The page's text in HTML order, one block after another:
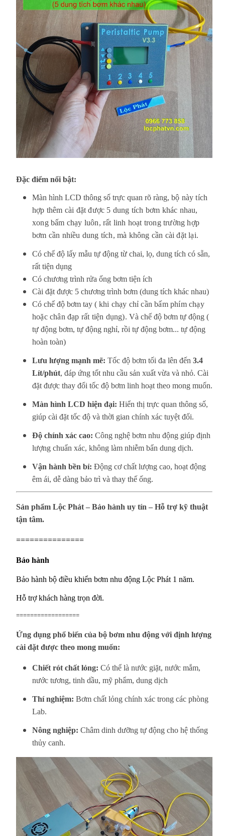
Đặc điểm nổi bật:
Màn hình LCD thông số trực quan rõ ràng, bộ này tích
hợp thêm cài đặt được 5 dung tích bơm khác nhau,
xong bấm chạy luôn, rất linh hoạt trong trường hợp
bơm cần nhiều dung tích, mà không cần cài đặt lại.
Có chế độ lấy mẫu tự động từ chai, lọ, dung tích có sẵn,
rất tiện dụng
Có chương trình rửa ống bơm tiện ích
Cài đặt được 5 chương trình bơm (dung tích khác nhau)
Có chế độ bơm tay ( khi chạy chỉ cần bấm phím chạy
hoặc chân đạp rất tiện dụng). Và chế độ bơm tự động (
tự động bơm, tự động nghỉ, rồi tự động bơm... tự động
hoàn toàn)
Lưu lượng mạnh mẽ: Tốc độ bơm tối đa lên đến 3.4
Lít/phút, đáp ứng tốt nhu cầu sản xuất vừa và nhỏ. Cài
đặt được thay đổi tốc độ bơm linh hoạt theo mong muốn.
Màn hình LCD hiện đại: Hiển thị trực quan thông số,
giúp cài đặt tốc độ và thời gian chính xác tuyệt đối.
Độ chính xác cao: Công nghệ bơm nhu động giúp định
lượng chuẩn xác, không làm nhiễm bẩn dung dịch.
Vận hành bền bỉ: Động cơ chất lượng cao, hoạt động
êm ái, dễ dàng bảo trì và thay thế ống.
Sản phẩm Lộc Phát – Bảo hành uy tín – Hỗ trợ kỹ thuật
tận tâm.
===============
Bảo hành
Bảo hành bộ điều khiển bơm nhu động Lộc Phát 1 năm.
Hỗ trợ khách hàng trọn đời.
==================
Ứng dụng phổ biến của bộ bơm nhu động với định lượng
cài đặt được theo mong muốn:
Chiết rót chất lỏng: Có thể là nước giặt, nước mắm,
nước tương, tinh dầu, mỹ phẩm, dung dịch
Thí nghiệm: Bơm chất lỏng chính xác trong các phòng
Lab.
Nông nghiệp: Châm dinh dưỡng tự động cho hệ thống
thủy canh.